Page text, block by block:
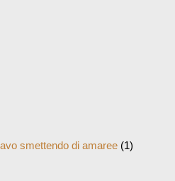
smettendo di amaree(1)